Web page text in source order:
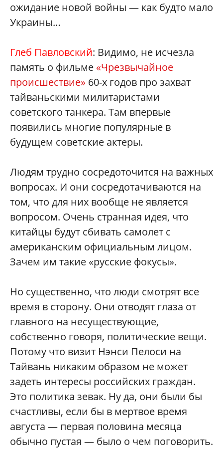
ожидание новой войны — как будто мало
Украины…
Глеб Павловский: Видимо, не исчезла
память о фильме «Чрезвычайное
происшествие» 60-х годов про захват
тайваньскими милитаристами
советского танкера. Там впервые
появились многие популярные в
будущем советские актеры.
Людям трудно сосредоточится на важных
вопросах. И они сосредотачиваются на
том, что для них вообще не является
вопросом. Очень странная идея, что
китайцы будут сбивать самолет с
американским официальным лицом.
Зачем им такие «русские фокусы».
Но существенно, что люди смотрят все
время в сторону. Они отводят глаза от
главного на несуществующие,
собственно говоря, политические вещи.
Потому что визит Нэнси Пелоси на
Тайвань никаким образом не может
задеть интересы российских граждан.
Это политика зевак. Ну да, они были бы
счастливы, если бы в мертвое время
августа — первая половина месяца
обычно пустая — было о чем поговорить.